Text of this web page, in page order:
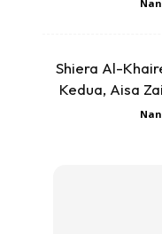
Shiera Al-
Kedua, Aisa